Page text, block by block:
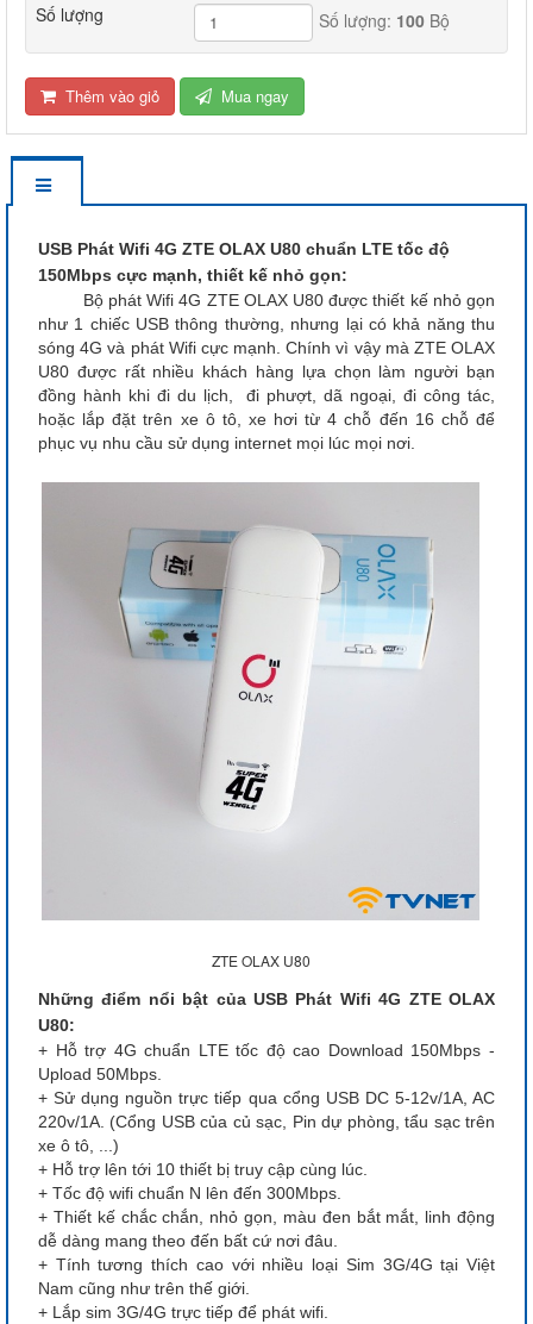
Số lượng Số lượng: 100Bộ
Thêm vào giỏ Mua ngay
USB Phát Wifi 4G ZTE OLAX U80 chuẩn LTE tốc độ
150Mbps cực mạnh, thiết kế nhỏ gọn:
Bộ phát Wifi 4G ZTE OLAX U80 được thiết kế nhỏ gọn
như 1 chiếc USB thông thường, nhưng lại có khả năng thu
sóng 4G và phát Wifi cực mạnh. Chính vì vậy mà ZTE OLAX
U80 được rất nhiều khách hàng lựa chọn làm người bạn
đồng hành khi đi du lịch, đi phượt, dã ngoại, đi công tác,
hoặc lắp đặt trên xe ô tô, xe hơi từ 4 chỗ đến 16 chỗ để
phục vụ nhu cầu sử dụng internet mọi lúc mọi nơi.
ZTE OLAX U80
Những điểm nổi bật của USB Phát Wifi 4G ZTE OLAX
U80:
+ Hỗ trợ 4G chuẩn LTE tốc độ cao Download 150Mbps -
Upload 50Mbps.
+ Sử dụng nguồn trực tiếp qua cổng USB DC 5-12v/1A, AC
220v/1A. (Cổng USB của củ sạc, Pin dự phòng, tẩu sạc trên
xe ô tô, ...)
+ Hỗ trợ lên tới 10 thiết bị truy cập cùng lúc.
+ Tốc độ wifi chuẩn N lên đến 300Mbps.
+ Thiết kế chắc chắn, nhỏ gọn, màu đen bắt mắt, linh động
dễ dàng mang theo đến bất cứ nơi đâu.
+ Tính tương thích cao với nhiều loại Sim 3G/4G tại Việt
Nam cũng như trên thế giới.
+ Lắp sim 3G/4G trực tiếp để phát wifi.